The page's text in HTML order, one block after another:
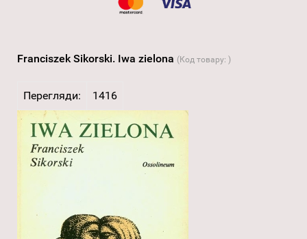
Franciszek Sikorski. Iwa zielona (Код товару: )
Перегляди: 1416